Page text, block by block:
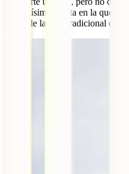
coloridísima puerta en la que
mano de la vida tradicional de